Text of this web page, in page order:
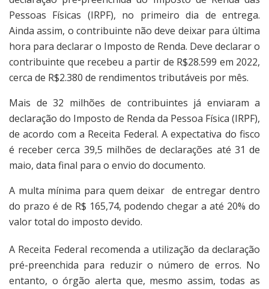
Pessoas Físicas (IRPF), no primeiro dia de entrega.
Ainda assim, o contribuinte não deve deixar para última
hora para declarar o Imposto de Renda. Deve declarar o
contribuinte que recebeu a partir de R$28.599 em 2022,
cerca de R$2.380 de rendimentos tributáveis por mês.
Mais de 32 milhões de contribuintes já enviaram a
declaração do Imposto de Renda da Pessoa Física (IRPF),
de acordo com a Receita Federal. A expectativa do fisco
é receber cerca 39,5 milhões de declarações até 31 de
maio, data final para o envio do documento.
A multa mínima para quem deixar de entregar dentro
do prazo é de R$ 165,74, podendo chegar a até 20% do
valor total do imposto devido.
A Receita Federal recomenda a utilização da declaração
pré-preenchida para reduzir o número de erros. No
entanto, o órgão alerta que, mesmo assim, todas as